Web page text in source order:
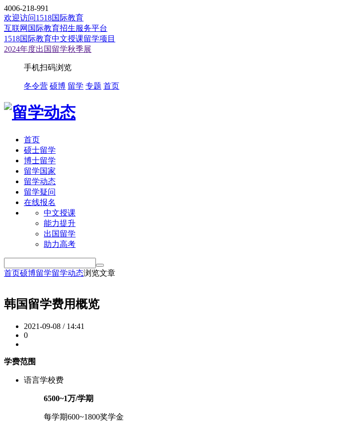
4006-218-991
欢迎访问1518国际教育
互联网国际教育招生服务平台
1518国际教育中文授课留学项目
2024年度出国留学秋季展
手机扫码浏览
冬令营 硕博 留学 专题 首页
首页
硕士留学
博士留学
留学国家
留学动态
留学疑问
在线报名
中文授课
能力提升
出国留学
助力高考
首页硕博留学留学动态浏览文章
韩国留学费用概览
2021-09-08 / 14:41
0
学费范围
语言学校费
6500~1万/学期
每学期600~1800奖学金